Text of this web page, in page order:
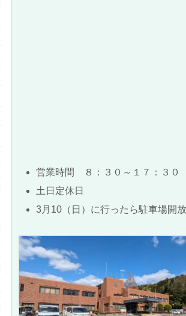
営業時間 ８：３０～１７：３０
土日定休日
3月10（日）に行ったら駐車場開